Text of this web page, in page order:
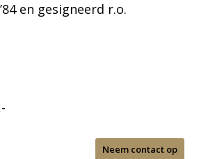
en gesigneerd r.o.
Neem contact op